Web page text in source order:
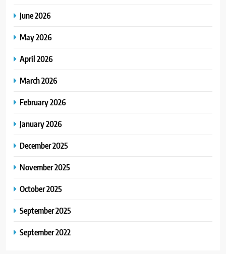
June 2026
May 2026
April 2026
March 2026
February 2026
January 2026
December 2025
November 2025
October 2025
September 2025
September 2022